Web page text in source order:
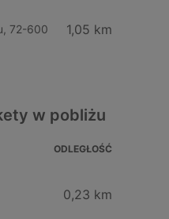
72-600
1,05 km
w pobliżu
ODLEGŁOŚĆ
0,23 km